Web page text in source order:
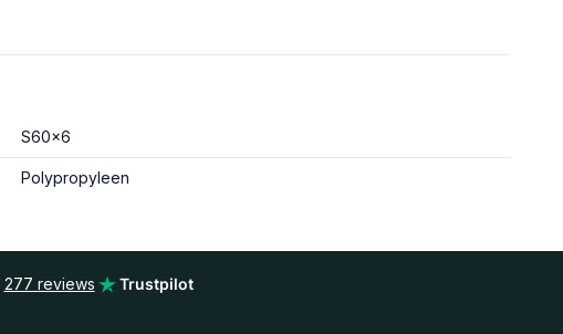
S60x6
Polypropyleen
277 reviews Trustpilot